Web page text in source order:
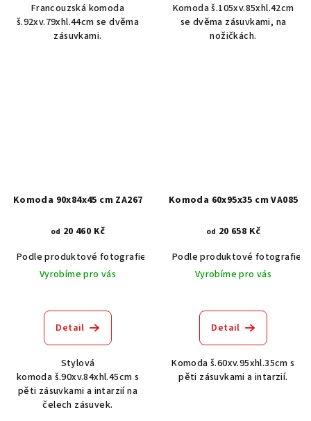
Francouzská komoda
š.92xv.79xhl.44cm se dvěma
zásuvkami.
Komoda š.105xv.85xhl.42cm
se dvěma zásuvkami, na
nožičkách.
Komoda 90x84x45 cm ZA267
od 20 460 Kč
Podle produktové fotografie
Akát vintage BT1551
Dub světlý
Vyrobíme pro vás
Detail
Stylová
komoda š.90xv.84xhl.45cm s
pěti zásuvkami a intarzií na
čelech zásuvek.
Komoda 60x95x35 cm VA085
od 20 658 Kč
Podle produktové fotografie
Vyrobíme pro vás
Detail
Komoda š.60xv.95xhl.35cm s
pěti zásuvkami a intarzií.